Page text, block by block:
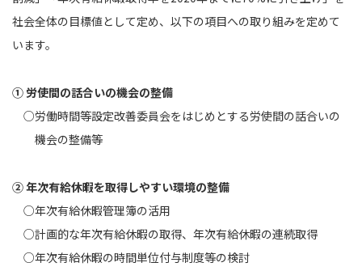
社会全体の目標値として定め、以下の項目への取り組みを定めて
います。
① 労使間の話合いの機会の整備
○労働時間等設定改善委員会をはじめとする労使間の話合いの
機会の整備等
② 年次有給休暇を取得しやすい環境の整備
○年次有給休暇管理簿の活用
○計画的な年次有給休暇の取得、年次有給休暇の連続取得
○年次有給休暇の時間単位付与制度等の検討